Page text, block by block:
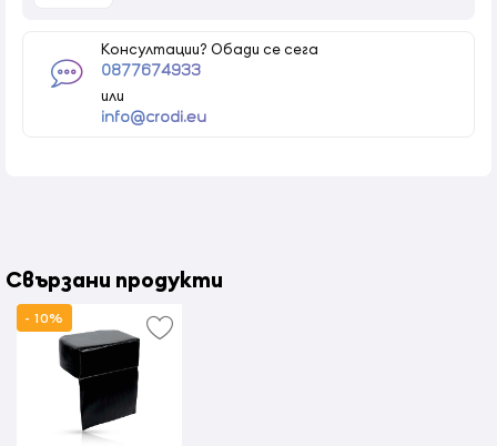
Консултации? Обади се сега
0877674933
или
info@crodi.eu
Свързани продукти
- 10%